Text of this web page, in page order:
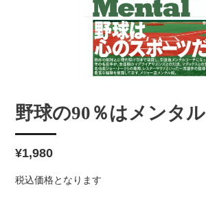
野球の90％はメンタル
通
価
¥1,980
税込価格となります